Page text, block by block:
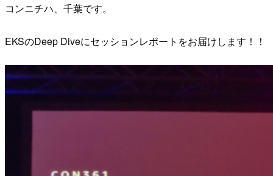
コンニチハ、千葉です。
EKSのDeep Diveにセッションレポートをお届けします！！